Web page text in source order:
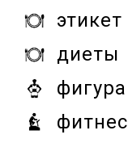
этикет
диеты
фигура
фитнес